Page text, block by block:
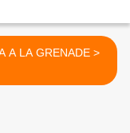
RAÏTA A LA GRENADE >